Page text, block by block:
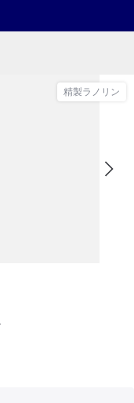
精製ラノリン